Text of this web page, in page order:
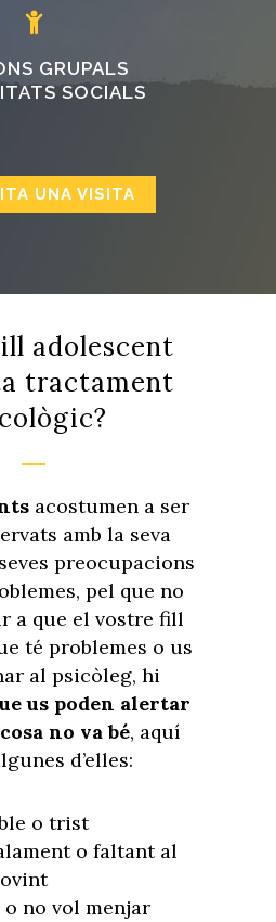
GRUPALS
SOCIALS
UNA VISITA
adolescent
tractament
acostumen a ser
amb la seva
preocupacions
pel que no
a que el vostre fill
té problemes o us
al psicòleg, hi
us poden alertar
no va bé, aquí
d’elles:
o trist
o faltant al
o no vol menjar